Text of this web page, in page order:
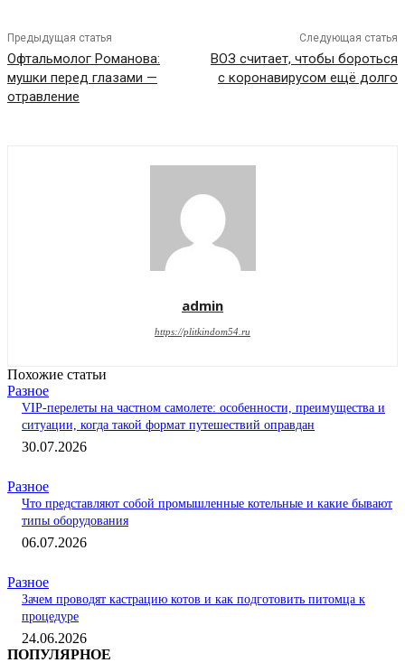
Предыдущая статья
Офтальмолог Романова:
мушки перед глазами —
отравление
Следующая статья
ВОЗ считает, чтобы бороться
с коронавирусом ещё долго
admin
https://plitkindom54.ru
Похожие статьи
Разное
VIP-перелеты на частном самолете: особенности, преимущества и
ситуации, когда такой формат путешествий оправдан
30.07.2026
Разное
Что представляют собой промышленные котельные и какие бывают
типы оборудования
06.07.2026
Разное
Зачем проводят кастрацию котов и как подготовить питомца к
процедуре
24.06.2026
ПОПУЛЯРНОЕ